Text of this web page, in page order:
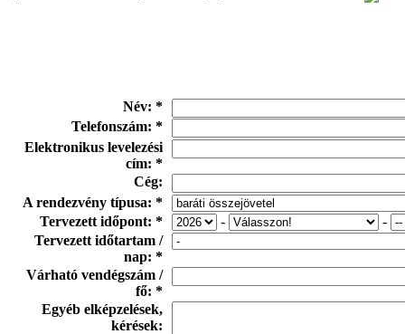
Név: *
Telefonszám: *
Elektronikus levelezési
cím: *
Cég:
A rendezvény típusa: *
Tervezett időpont: *
-
-
Tervezett időtartam /
nap: *
Várható vendégszám /
fő: *
Egyéb elképzelések,
kérések: